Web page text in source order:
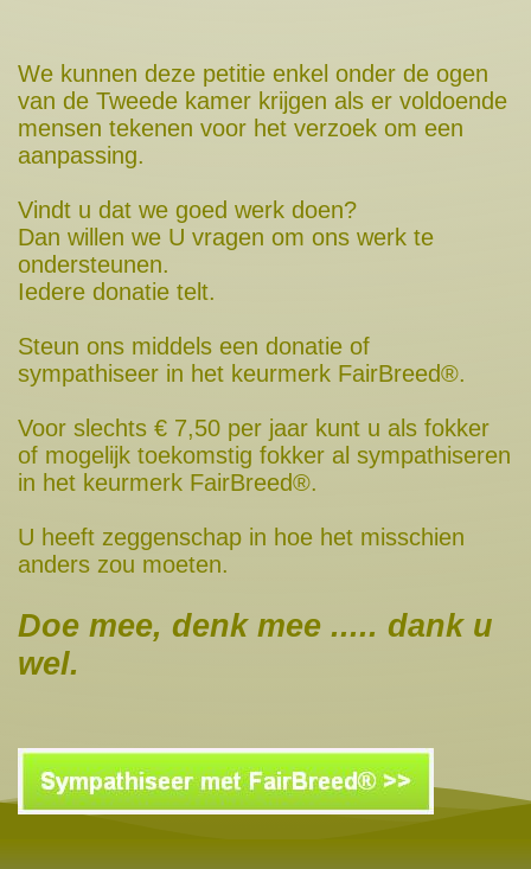
We kunnen deze petitie enkel onder de ogen
van de Tweede kamer krijgen als er voldoende
mensen tekenen voor het verzoek om een
aanpassing.
Vindt u dat we goed werk doen?
Dan willen we U vragen om ons werk te
ondersteunen.
Iedere donatie telt.
Steun ons middels een donatie of
sympathiseer in het keurmerk FairBreed®.
Voor slechts € 7,50 per jaar kunt u als fokker
of mogelijk toekomstig fokker al sympathiseren
in het keurmerk FairBreed®.
U heeft zeggenschap in hoe het misschien
anders zou moeten.
Doe mee, denk mee ..... dank u
wel.